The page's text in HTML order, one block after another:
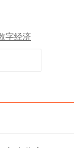
字经济